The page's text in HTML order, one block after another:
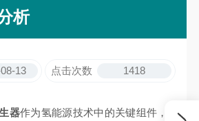
联系我们
析
13 点击次数 1418
器作为氢能源技术中的关键组件，其